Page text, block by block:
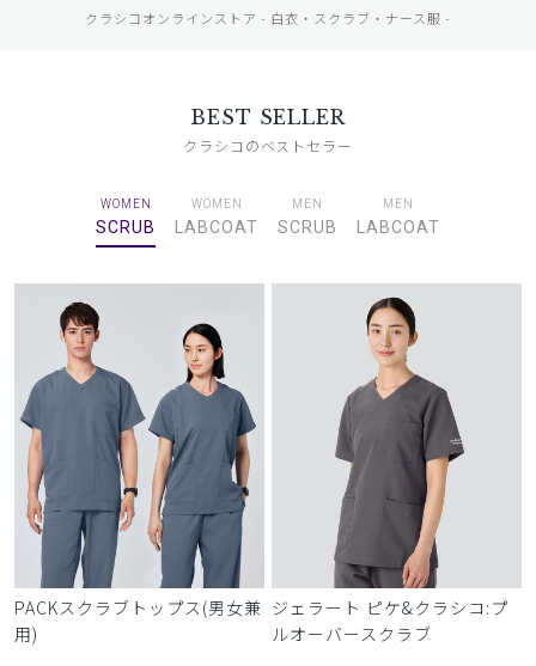
クラシコオンラインストア - 白衣・スクラブ・ナース服 -
BEST SELLER
クラシコのベストセラー
WOMEN
SCRUB
WOMEN
LABCOAT
MEN
SCRUB
MEN
LABCOAT
PACKスクラブトップス(男女兼
用)
ジェラート ピケ&クラシコ:プ
ルオーバースクラブ